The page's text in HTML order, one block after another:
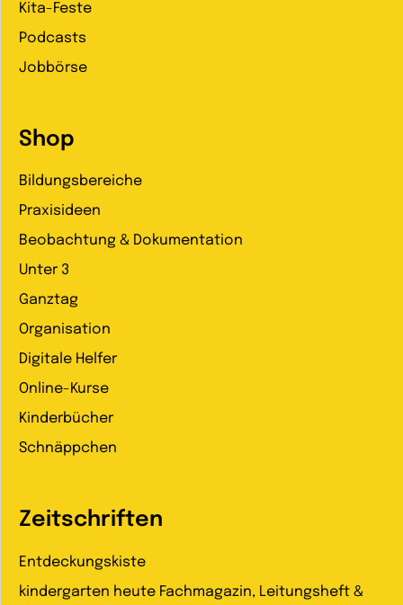
Kita-Feste
Podcasts
Jobbörse
Shop
Bildungsbereiche
Praxisideen
Beobachtung & Dokumentation
Unter 3
Ganztag
Organisation
Digitale Helfer
Online-Kurse
Kinderbücher
Schnäppchen
Zeitschriften
Entdeckungskiste
kindergarten heute Fachmagazin, Leitungsheft &